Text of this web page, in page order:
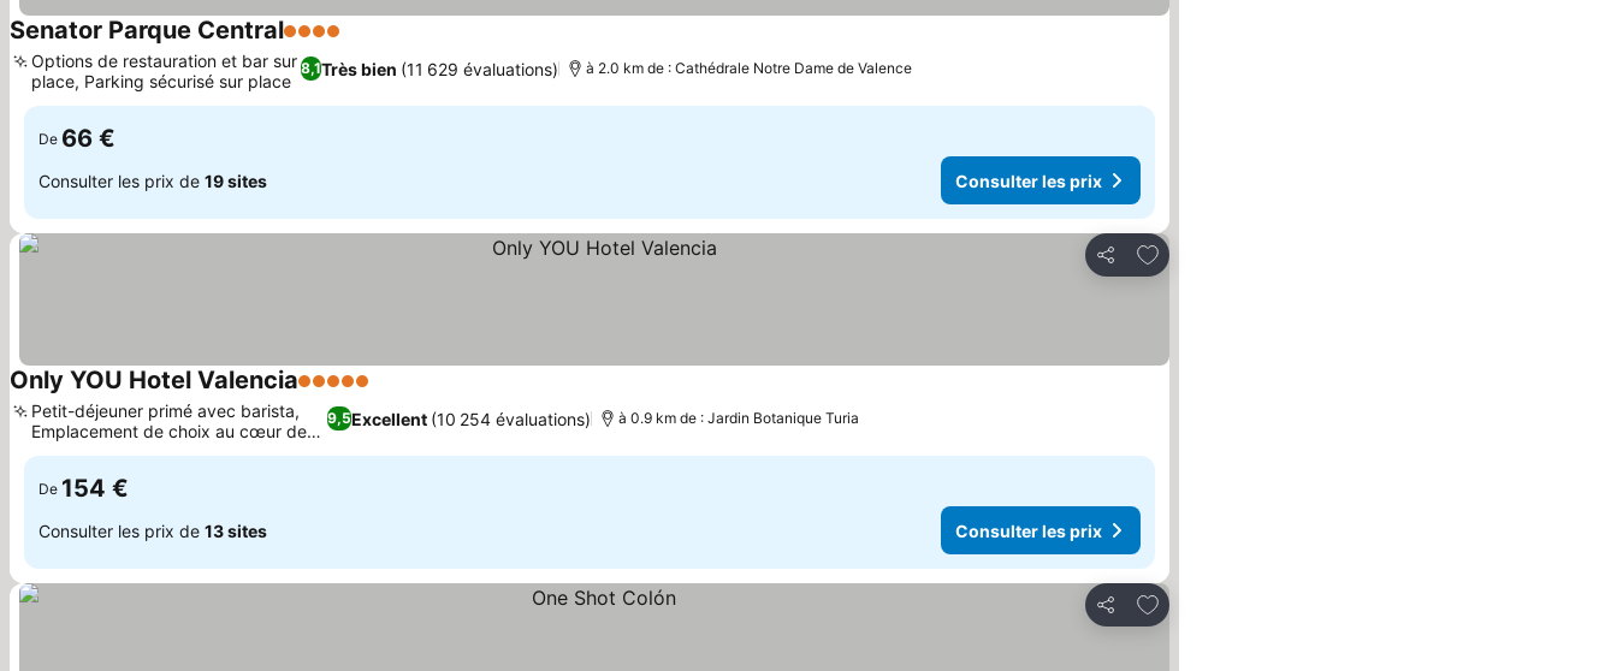
Senator Parque Central4 Étoiles
8,1Très bien (11 629 évaluations)
Options de restauration et bar sur
place, Parking sécurisé sur place
à 2.0 km de : Cathédrale Notre Dame de Valence
De 66 €
Consulter les prix de 19 sites Consulter les prix
Partager
Ajouter à mes favoris
Only YOU Hotel Valencia5 Étoiles
9,5Excellent (10 254 évaluations)
Petit-déjeuner primé avec barista,
Emplacement de choix au cœur de
Valence
à 0.9 km de : Jardin Botanique Turia
De 154 €
Consulter les prix de 13 sites Consulter les prix
Partager
Ajouter à mes favoris